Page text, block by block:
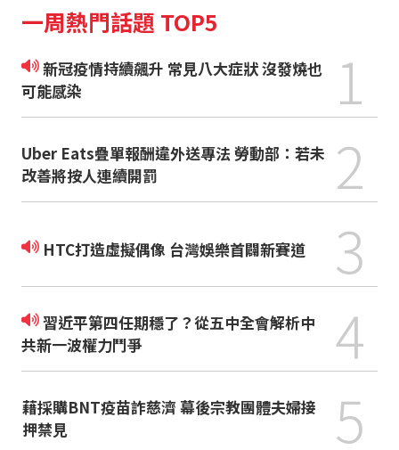
一周熱門話題 TOP5
新冠疫情持續飆升 常見八大症狀 沒發燒也
可能感染
1
Uber Eats疊單報酬違外送專法 勞動部：若未
改善將按人連續開罰
2
HTC打造虛擬偶像 台灣娛樂首闢新賽道 3
習近平第四任期穩了？從五中全會解析中
共新一波權力鬥爭
4
藉採購BNT疫苗詐慈濟 幕後宗教團體夫婦接
押禁見
5